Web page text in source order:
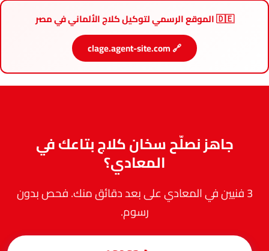
🇩🇪 الموقع الرسمي لتوكيل كلاج الألماني في مصر
🔗 clage.agent-site.com
جاهز نصلّح سخان كلاج بتاعك في
المعادي؟
3 فنيين في المعادي على بعد دقائق منك. فحص بدون
رسوم.